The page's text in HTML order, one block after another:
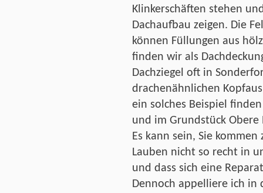
Klinkerschäften stehen
Dachaufbau zeigen. Die
können Füllungen aus
finden wir als
Dachziegel oft in
drachenähnlichen
ein solches Beispiel
und im Grundstück Obere
Es kann sein, Sie
Lauben nicht so recht in
und dass sich eine
Dennoch appelliere ich in